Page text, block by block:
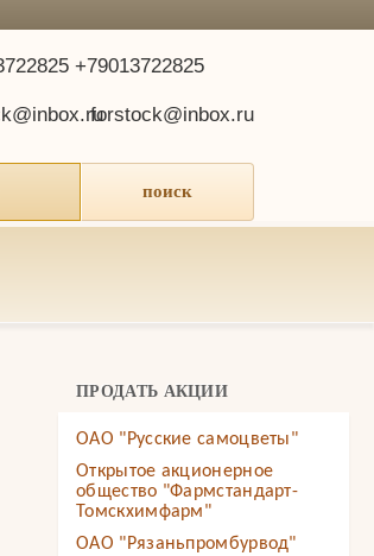
+79013722825
forstock@inbox.ru
поиск
ПРОДАТЬ АКЦИИ
ОАО "Русские самоцветы"
Открытое акционерное
общество "Фармстандарт-
Томскхимфарм"
ОАО "Рязаньпромбурвод"